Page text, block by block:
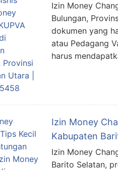
Izin Money
Bulungan,
dokumen yang
atau Pedagang
harus
Izin Money
Kabupaten
Izin Money
Barito Selatan,